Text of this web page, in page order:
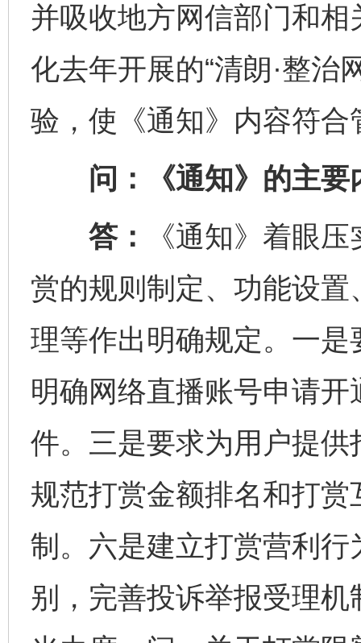
并吸收地方网信部门和
化去年开展的“清朗·整治
验，使《通知》内容符
问：《通知》的主要
答：
《通知》着眼
赏的规则制定、功能设
理等作出明确规定。一
明确网络直播账号申请
件。三是要求为用户提
规范打赏金额排名和打
制。六是建立打赏营利
别，完善投诉举报受理